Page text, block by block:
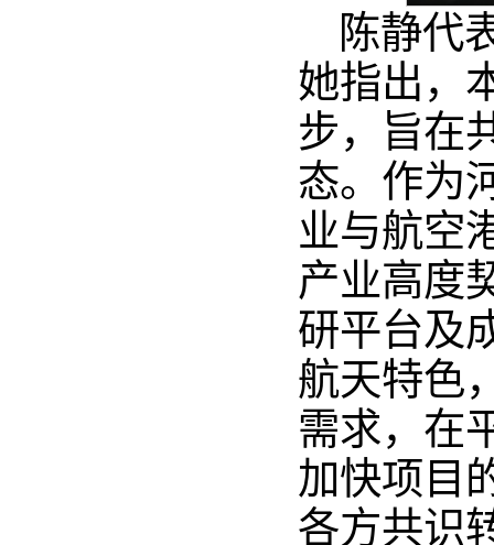
陈静代
她指出，
步，旨在
态。作为
业与航空
产业高度
研平台及
航天特色
需求，在
加快项目
各方共识